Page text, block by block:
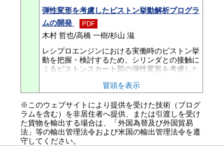
い動力性能を保ちながら、3L／100kmという低
燃費と、欧州第4期排ガス規制（EURO4）レベ
ルに到達するクリーンさを実現するエンジンに
まとめることができた。
弾性変形を考慮したピストン挙動解析プログラ
ムの開発
PDF
木村 哲也/高橋 一樹/杉山 滋
レシプロエンジンにおける実働時のピストン挙
動を把握・検討するため、シリンダとの接触に
よるピストンスカート部の弾性変形を考慮した
では、ピストン、コンロッドおよびクランクを
基本的に剛体としてモデル化し、各構成部品は
ピン結合によって連結している。このため、運
動方程式は各剛体の回転自由度のみに縮退され
る。この縮退した運動方程式を予測修正子法に
よって数値積分することにより、解析を行なっ
ている。このプログラムの検証として、オート
冒頭を表示
※このウェブサイトにより提供を受けた技術（プログ
ラムを含む）を非居住者へ提供、または引渡しを受け
た貨物を輸出する場合は、「外国為替及び外国貿易
法」等の輸出管理法令および米国の輸出管理法令を遵
守してください。